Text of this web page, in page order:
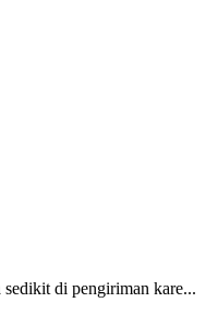
sedikit di pengiriman kare...